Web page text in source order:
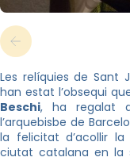
Les relíquies de Sant
han estat l’obsequi
Beschi, ha regalat
l’arquebisbe de
la felicitat d’acollir
ciutat catalana en la